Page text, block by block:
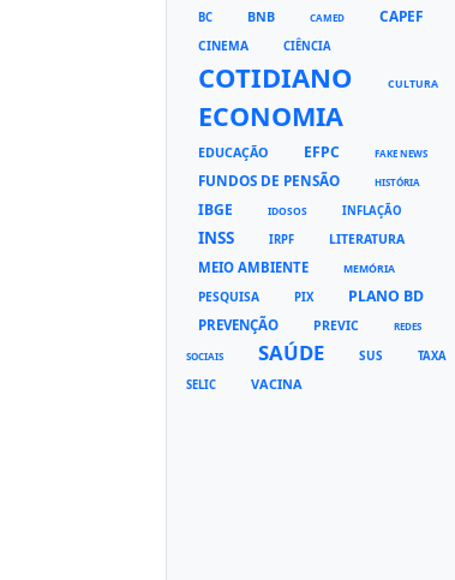
BC BNB CAMED CAPEF
CINEMA CIÊNCIA
COTIDIANO CULTURA
ECONOMIA
EDUCAÇÃO EFPC FAKE NEWS
FUNDOS DE PENSÃO HISTÓRIA
IBGE IDOSOS INFLAÇÃO
INSS IRPF LITERATURA
MEIO AMBIENTE MEMÓRIA
PESQUISA PIX PLANO BD
PREVENÇÃO PREVIC REDES
SOCIAIS SAÚDE SUS
TAXA
SELIC
VACINA